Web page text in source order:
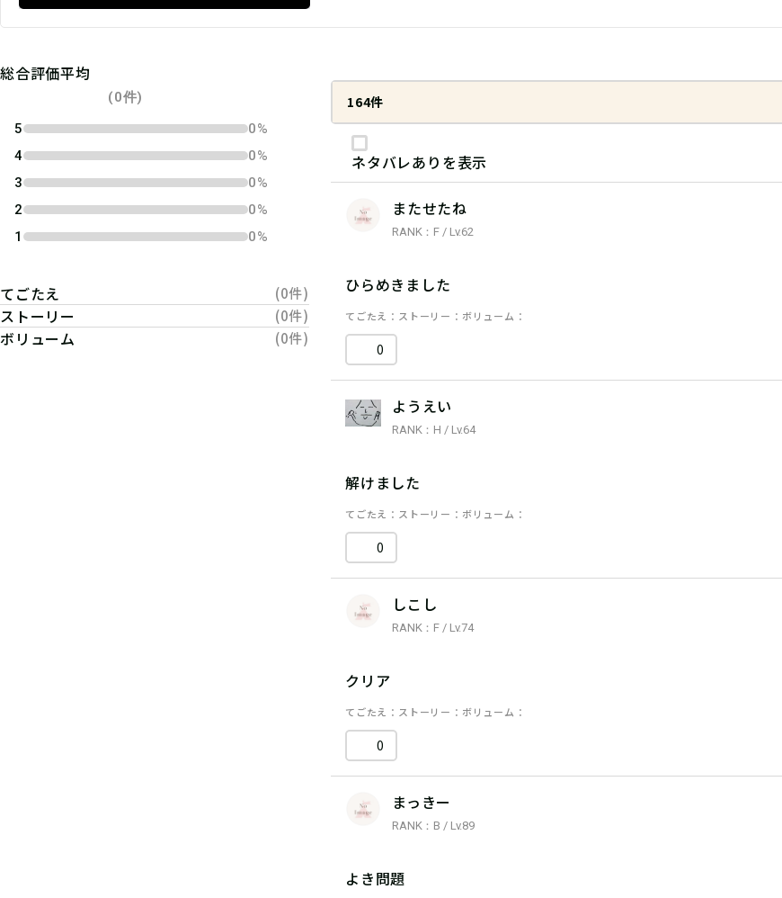
総合評価平均
(0件)
5
0%
4
0%
3
0%
2
0%
1
0%
てごたえ (0件)
ストーリー (0件)
ボリューム (0件)
164件
ネタバレありを表示
またせたね
RANK：F / Lv.62
ひらめきました
てごたえ ストーリー ボリューム
0
ようえい
RANK：H / Lv.64
解けました
てごたえ ストーリー ボリューム
0
しこし
RANK：F / Lv.74
クリア
てごたえ ストーリー ボリューム
0
まっきー
RANK：B / Lv.89
よき問題